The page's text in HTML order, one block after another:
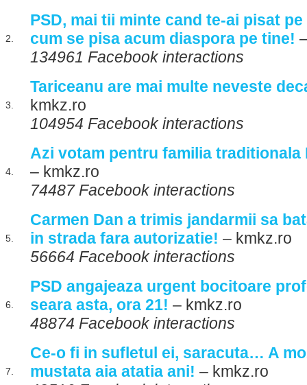
2.
PSD, mai tii minte cand te-ai pisat
cum se pisa acum diaspora pe tine!
134961 Facebook interactions
3.
Tariceanu are mai multe neveste
kmkz.ro
104954 Facebook interactions
4.
Azi votam pentru familia traditionala
– kmkz.ro
74487 Facebook interactions
5.
Carmen Dan a trimis jandarmii sa
in strada fara autorizatie! – kmkz.ro
56664 Facebook interactions
6.
PSD angajeaza urgent bocitoare
seara asta, ora 21! – kmkz.ro
48874 Facebook interactions
7.
Ce-o fi in sufletul ei, saracuta… A
mustata aia atatia ani! – kmkz.ro